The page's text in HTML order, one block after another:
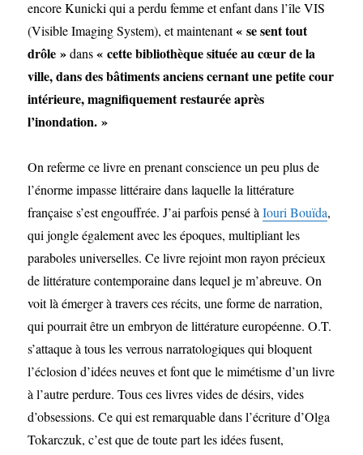
encore Kunicki qui a perdu femme et enfant dans l’île VIS
(Visible Imaging System), et maintenant« se sent tout
drôle »dans« cette bibliothèque située au cœur de la
ville, dans des bâtiments anciens cernant une petite cour
intérieure, magnifiquement restaurée après
l’inondation. »
On referme ce livre en prenant conscience un peu plus de
l’énorme impasse littéraire dans laquelle la littérature
française s’est engouffrée. J’ai parfois pensé àIouri Bouïda,
qui jongle également avec les époques, multipliant les
paraboles universelles. Ce livre rejoint mon rayon précieux
de littérature contemporaine dans lequel je m’abreuve. On
voit là émerger à travers ces récits, une forme de narration,
qui pourrait être un embryon de littérature européenne. O.T.
s’attaque à tous les verrous narratologiques qui bloquent
l’éclosion d’idées neuves et font que le mimétisme d’un livre
à l’autre perdure. Tous ces livres vides de désirs, vides
d’obsessions. Ce qui est remarquable dans l’écriture d’Olga
Tokarczuk, c’est que de toute part les idées fusent,